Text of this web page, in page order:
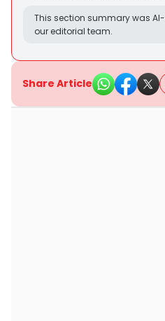
This section summary was
our editorial team.
Share Article